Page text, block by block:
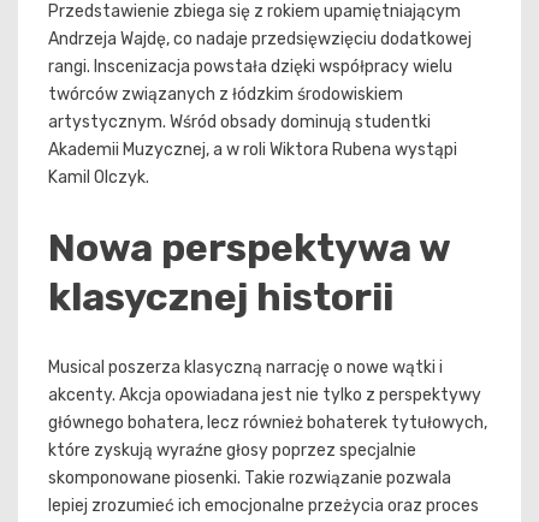
Przedstawienie zbiega się z rokiem upamiętniającym
Andrzeja Wajdę, co nadaje przedsięwzięciu dodatkowej
rangi. Inscenizacja powstała dzięki współpracy wielu
twórców związanych z łódzkim środowiskiem
artystycznym. Wśród obsady dominują studentki
Akademii Muzycznej, a w roli Wiktora Rubena wystąpi
Kamil Olczyk.
Nowa perspektywa w
klasycznej historii
Musical poszerza klasyczną narrację o nowe wątki i
akcenty. Akcja opowiadana jest nie tylko z perspektywy
głównego bohatera, lecz również bohaterek tytułowych,
które zyskują wyraźne głosy poprzez specjalnie
skomponowane piosenki. Takie rozwiązanie pozwala
lepiej zrozumieć ich emocjonalne przeżycia oraz proces